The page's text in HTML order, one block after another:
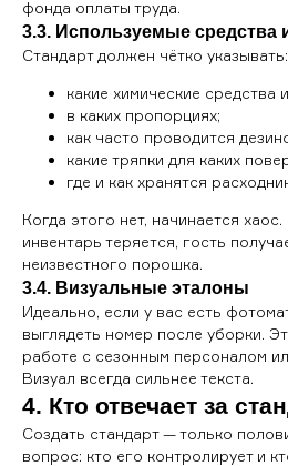
фонда оплаты труда.
3.3. Используемые средства
Стандарт должен чётко указывать:
какие химические средства
в каких пропорциях;
как часто проводится
какие тряпки для каких
где и как хранятся
Когда этого нет, начинается
инвентарь теряется, гость
неизвестного порошка.
3.4. Визуальные эталоны
Идеально, если у вас есть
выглядеть номер после уборки.
работе с сезонным персоналом
Визуал всегда сильнее текста.
4. Кто отвечает за
Создать стандарт — только
вопрос: кто его контролирует и